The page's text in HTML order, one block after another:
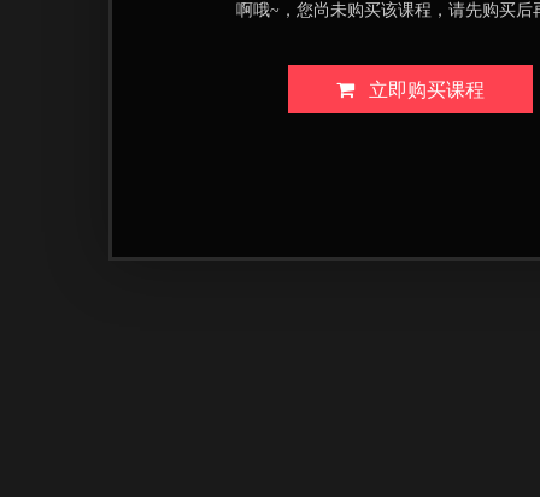
啊哦~，您尚未购买该课程，请先购买后
立即购买课程